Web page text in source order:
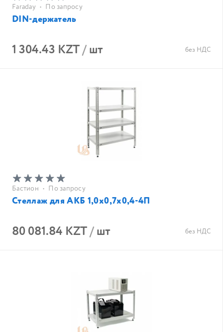
Faraday • По запросу
DIN-держатель
1 304.43 KZT/шт без НДС
Бастион • По запросу
Стеллаж для АКБ 1,0х0,7х0,4-4П
80 081.84 KZT/шт без НДС